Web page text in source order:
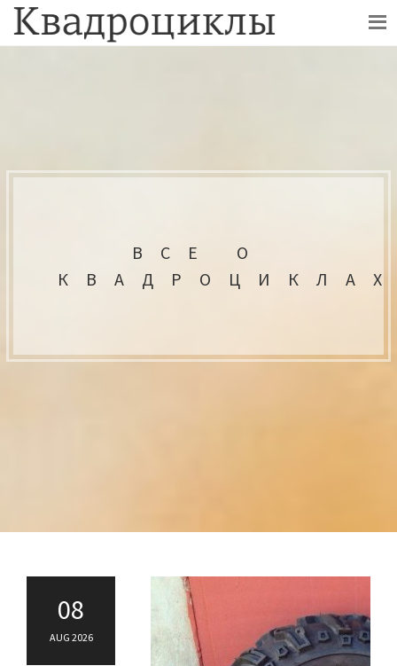
ВСЕ О
08
AUG 2026